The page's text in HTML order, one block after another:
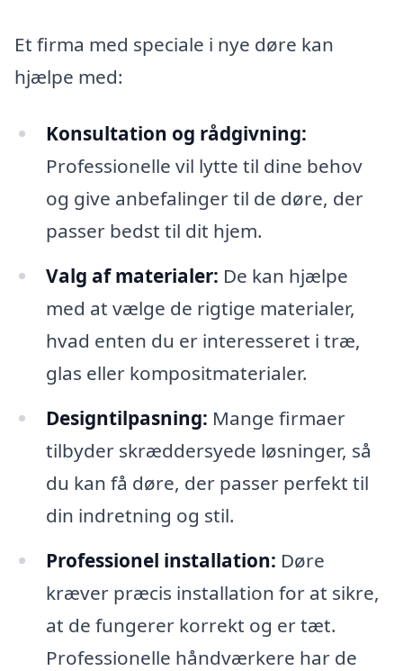
Et firma med speciale i nye døre kan
hjælpe med:
Konsultation og rådgivning:
Professionelle vil lytte til dine behov
og give anbefalinger til de døre, der
passer bedst til dit hjem.
Valg af materialer: De kan hjælpe
med at vælge de rigtige materialer,
hvad enten du er interesseret i træ,
glas eller kompositmaterialer.
Designtilpasning: Mange firmaer
tilbyder skræddersyede løsninger, så
du kan få døre, der passer perfekt til
din indretning og stil.
Professionel installation: Døre
kræver præcis installation for at sikre,
at de fungerer korrekt og er tæt.
Professionelle håndværkere har de